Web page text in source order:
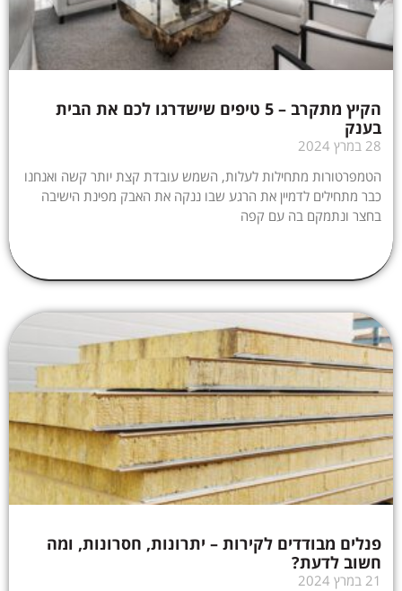
הקיץ מתקרב – 5 טיפים שישדרגו לכם את הבית
בענק
28 במרץ 2024
הטמפרטורות מתחילות לעלות, השמש עובדת קצת יותר קשה ואנחנו
כבר מתחילים לדמיין את הרגע שבו ננקה את האבק מפינת הישיבה
בחצר ונתמקם בה עם קפה
פנלים מבודדים לקירות – יתרונות, חסרונות, ומה
חשוב לדעת?
21 במרץ 2024